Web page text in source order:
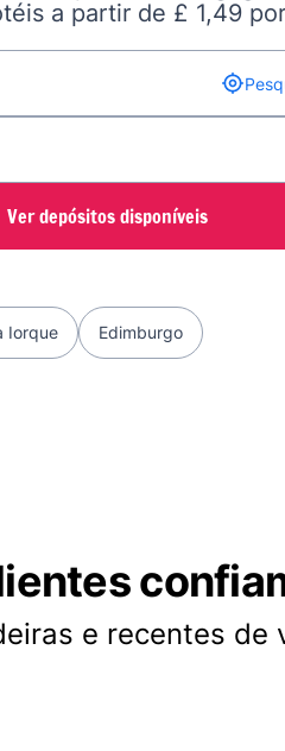
a partir de £ 1,49
Ver depósitos disponíveis
Iorque Edimburgo
e recentes